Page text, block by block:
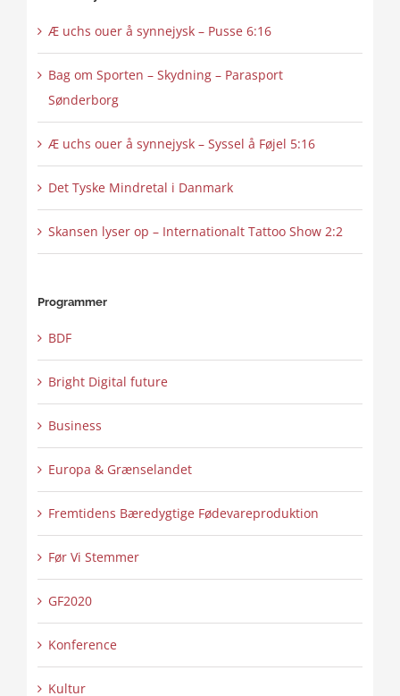
Æ uchs ouer å synnejysk – Pusse 6:16
Bag om Sporten – Skydning – Parasport
Sønderborg
Æ uchs ouer å synnejysk – Syssel å Føjel 5:16
Det Tyske Mindretal i Danmark
Skansen lyser op – Internationalt Tattoo Show 2:2
Programmer
BDF
Bright Digital future
Business
Europa & Grænselandet
Fremtidens Bæredygtige Fødevareproduktion
Før Vi Stemmer
GF2020
Konference
Kultur